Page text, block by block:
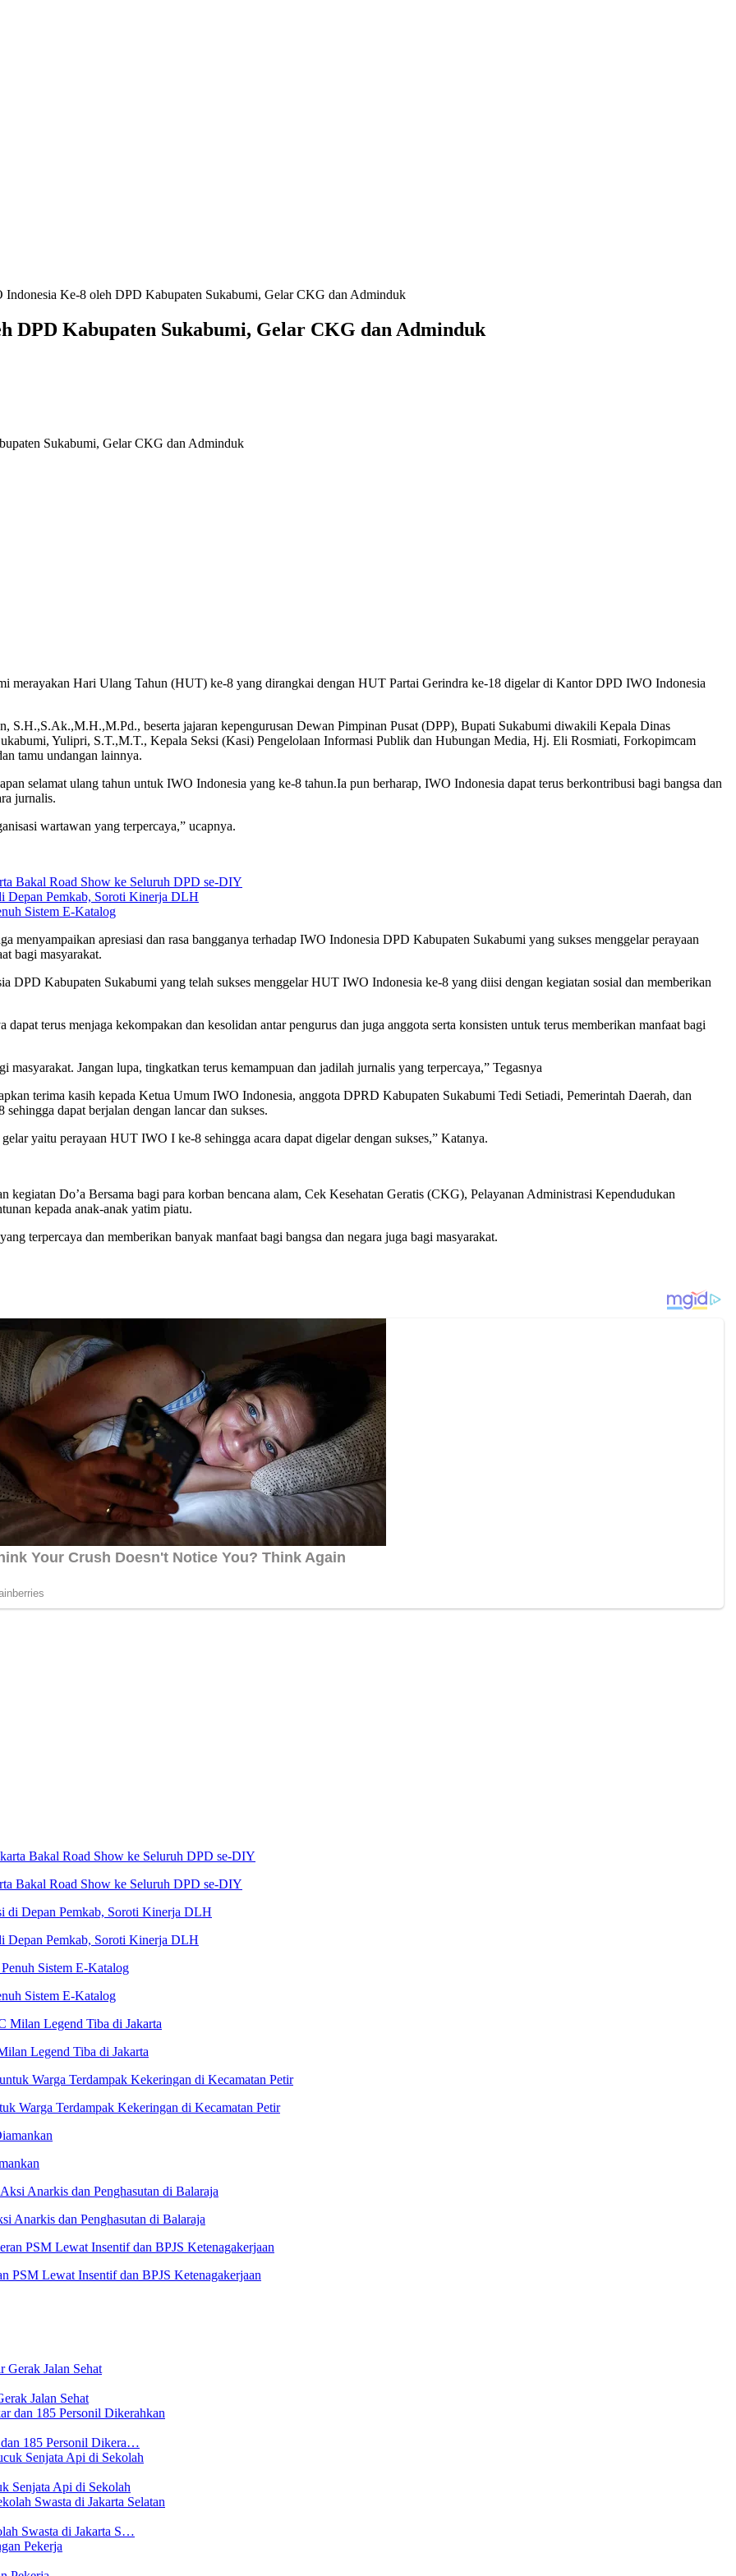
Ke-8 oleh DPD Kabupaten Sukabumi, Gelar CKG dan Adminduk
DPD Kabupaten Sukabumi, Gelar CKG dan Adminduk
merayakan Hari Ulang Tahun (HUT) ke-8 yang dirangkai dengan HUT Partai Gerindra ke-18 digelar di Kantor DPD IWO Indonesia
S.H.,S.Ak.,M.H.,M.Pd., beserta jajaran kepengurusan Dewan Pimpinan Pusat (DPP), Bupati Sukabumi diwakili Kepala Dinas
Yulipri, S.T.,M.T., Kepala Seksi (Kasi) Pengelolaan Informasi Publik dan Hubungan Media, Hj. Eli Rosmiati, Forkopimcam
tamu undangan lainnya.
selamat ulang tahun untuk IWO Indonesia yang ke-8 tahun.Ia pun berharap, IWO Indonesia dapat terus berkontribusi bagi bangsa dan
jurnalis.
wartawan yang terpercaya,” ucapnya.
Bakal Road Show ke Seluruh DPD se-DIY
Depan Pemkab, Soroti Kinerja DLH
Sistem E-Katalog
apresiasi dan rasa bangganya terhadap IWO Indonesia DPD Kabupaten Sukabumi yang sukses menggelar perayaan
bagi masyarakat.
DPD Kabupaten Sukabumi yang telah sukses menggelar HUT IWO Indonesia ke-8 yang diisi dengan kegiatan sosial dan memberikan
terus menjaga kekompakan dan kesolidan antar pengurus dan juga anggota serta konsisten untuk terus memberikan manfaat bagi
masyarakat. Jangan lupa, tingkatkan terus kemampuan dan jadilah jurnalis yang terpercaya,” Tegasnya
terima kasih kepada Ketua Umum IWO Indonesia, anggota DPRD Kabupaten Sukabumi Tedi Setiadi, Pemerintah Daerah, dan
dapat berjalan dengan lancar dan sukses.
yaitu perayaan HUT IWO I ke-8 sehingga acara dapat digelar dengan sukses,” Katanya.
Do’a Bersama bagi para korban bencana alam, Cek Kesehatan Geratis (CKG), Pelayanan Administrasi Kependudukan
kepada anak-anak yatim piatu.
terpercaya dan memberikan banyak manfaat bagi bangsa dan negara juga bagi masyarakat.
Bakal Road Show ke Seluruh DPD se-DIY
Depan Pemkab, Soroti Kinerja DLH
Sistem E-Katalog
Legend Tiba di Jakarta
Warga Terdampak Kekeringan di Kecamatan Petir
Anarkis dan Penghasutan di Balaraja
PSM Lewat Insentif dan BPJS Ketenagakerjaan
Jalan Sehat
185 Personil Dikera…
Senjata Api di Sekolah
Swasta di Jakarta S…